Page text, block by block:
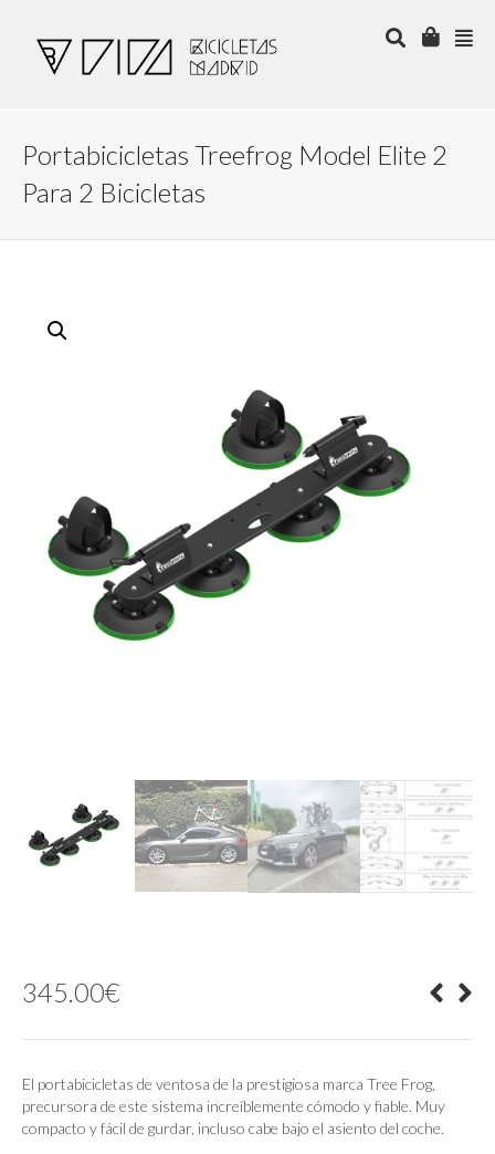
Portabicicletas Treefrog Model Elite 2
Para 2 Bicicletas
345.00€
El portabicicletas de ventosa de la prestigiosa marca Tree Frog,
precursora de este sistema increíblemente cómodo y fiable. Muy
compacto y fácil de gurdar, incluso cabe bajo el asiento del coche.